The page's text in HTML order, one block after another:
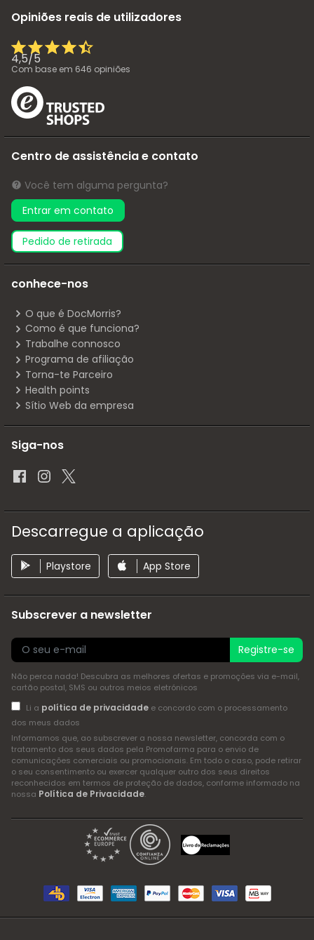
Opiniões reais de utilizadores
4,5/5
Com base em 646 opiniões
Centro de assistência e contato
Você tem alguma pergunta?
Entrar em contato
pedido de retirada
conhece-nos
O que é DocMorris?
Como é que funciona?
Trabalhe connosco
Programa de afiliação
Torna-te Parceiro
Health points
Sítio Web da empresa
Siga-nos
Descarregue a aplicação
Playstore App Store
Subscrever a newsletter
Registre-se
Não perca nada! Descubra as melhores ofertas e promoções via e-mail,
cartão postal, SMS ou outros meios eletrónicos
Li a política de privacidadee concordo com o processamento
dos meus dados
Informamos que, ao subscrever a nossa newsletter, concorda com o
tratamento dos seus dados pela Promofarma para o envio de
comunicações comerciais ou promocionais. Em todo o caso, pode retirar
o seu consentimento ou exercer qualquer outro dos seus direitos
reconhecidos em termos de proteção de dados, conforme informado na
nossa Política de Privacidade.